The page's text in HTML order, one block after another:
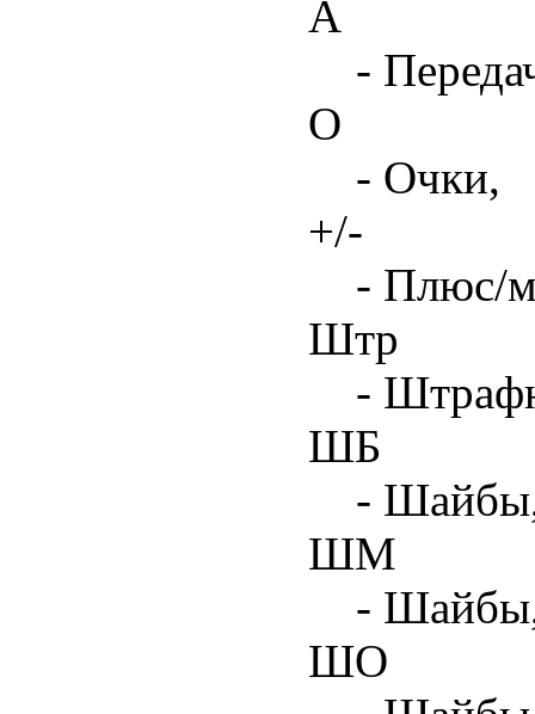
А
-
О
- Очки,
+/-
- Плюс/
Штр
-
ШБ
- Шайбы,
ШМ
- Шайбы,
ШО